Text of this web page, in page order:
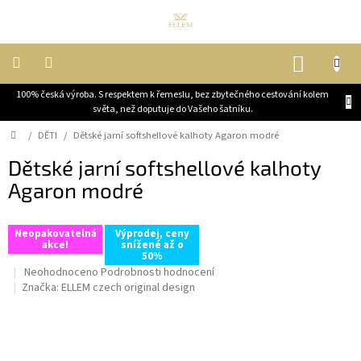
100% česká výroba. S respektem k řemeslu, bez zbytečného cestování kolem
světa, než doputuje do Vašeho šatníku.
DĚTI
ŽENY
MUŽI
JEZDECKÉ
KABÁTY
OUTLET,
Domů
/ DĚTI / Dětské jarní softshellové kalhoty Agaron modré
Dětské jarní softshellové kalhoty
Agaron modré
Neopakovatelná
akce!
Výprodej, ceny
snížené až o
50%
Průměrné
hodnocení
Neohodnoceno Podrobnosti hodnocení
Značka: ELLEM czech original design